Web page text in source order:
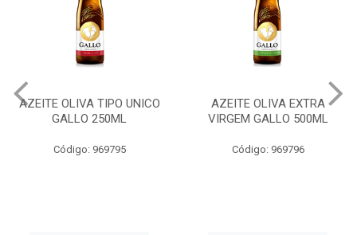
AZEITE OLIVA EXTRA
VIRGEM GALLO 500ML
Código: 969796
AZEITE OLIVA EXTRA
VIRGEM GALLO 250ML
Código: 969800